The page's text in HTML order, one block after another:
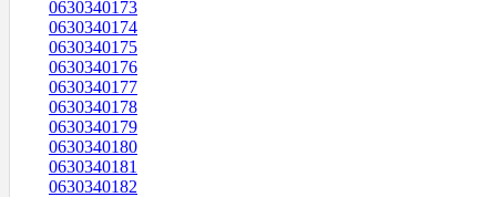
0630340173
0630340174
0630340175
0630340176
0630340177
0630340178
0630340179
0630340180
0630340181
0630340182